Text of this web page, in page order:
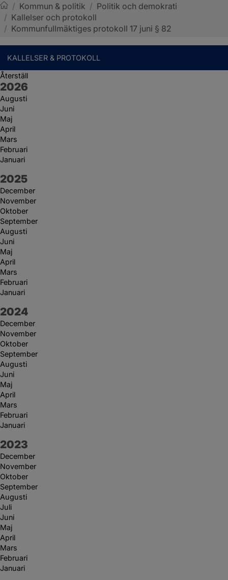
Sotenäs kommun
/ Kommun & politik / Politik och demokrati
/ Kallelser och protokoll
/ Kommunfullmäktiges protokoll 17 juni § 82
KALLELSER & PROTOKOLL
Återställ
År:
2026
Augusti
Juni
Maj
April
Mars
Februari
Januari
År:
2025
December
November
Oktober
September
Augusti
Juni
Maj
April
Mars
Februari
Januari
År:
2024
December
November
Oktober
September
Augusti
Juni
Maj
April
Mars
Februari
Januari
År:
2023
December
November
Oktober
September
Augusti
Juli
Juni
Maj
April
Mars
Februari
Januari